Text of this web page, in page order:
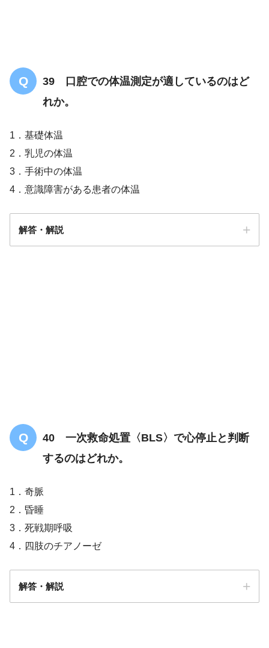
39 口腔での体温測定が適しているのはど
れか。
1．基礎体温
2．乳児の体温
3．手術中の体温
4．意識障害がある患者の体温
解答・解説
40 一次救命処置〈BLS〉で心停止と判断
するのはどれか。
1．奇脈
2．昏睡
3．死戦期呼吸
4．四肢のチアノーゼ
解答・解説